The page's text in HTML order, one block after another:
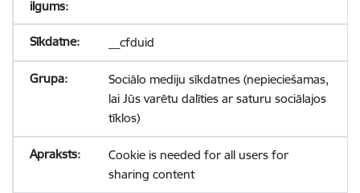
__cfduid
Sociālo mediju sīkdatnes (nepieciešamas,
lai Jūs varētu dalīties ar saturu sociālajos
tīklos)
Cookie is needed for all users for
sharing content